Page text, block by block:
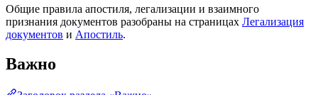
Общие правила апостиля, легализации и взаимного
признания документов разобраны на страницах Легализация
документов и Апостиль.
Важно